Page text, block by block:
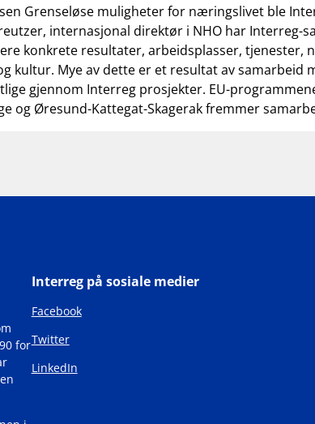
Grenseløse muligheter for næringslivet ble
internasjonal direktør i NHO har Interreg-
konkrete resultater, arbeidsplasser, tjenester,
kultur. Mye av dette er et resultat av samarbeid
gjennom Interreg prosjekter. EU-
og Øresund-Kattegat-Skagerak fremmer
for
Interreg på sosiale medier
Facebook
Twitter
LinkedIn